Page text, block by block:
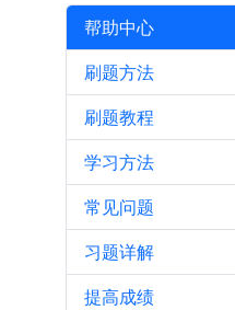
帮助中心
刷题方法
刷题教程
学习方法
常见问题
习题详解
提高成绩